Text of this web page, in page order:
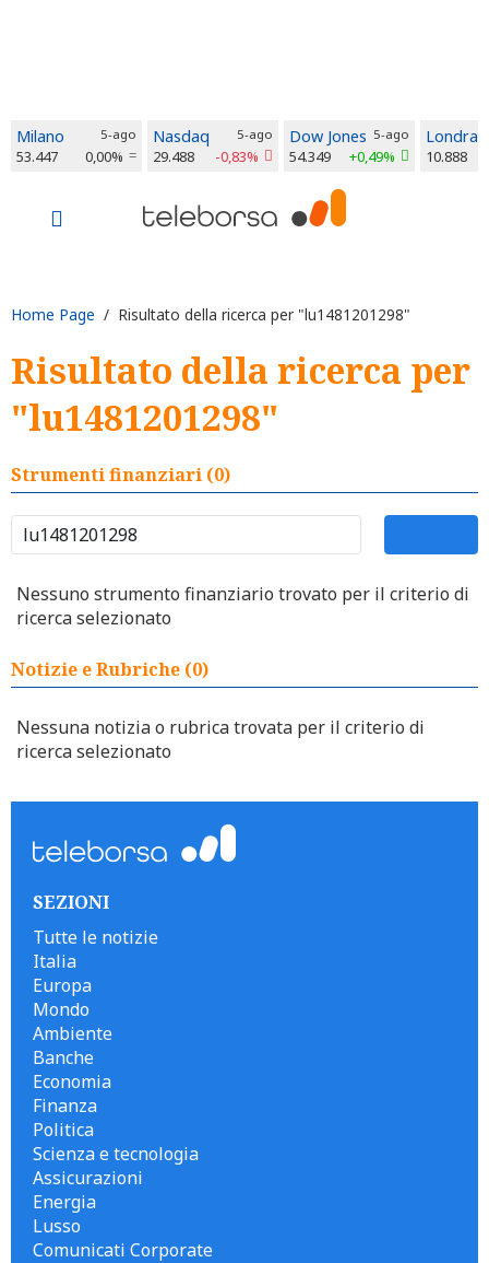
Milano 5-ago
53.447 0,00%
Nasdaq 5-ago
29.488 -0,83%
Dow Jones 5-ago
54.349 +0,49%
Londra
10.888
Home Page / Risultato della ricerca per "lu1481201298"
Risultato della ricerca per
"lu1481201298"
Strumenti finanziari (0)
Nessuno strumento finanziario trovato per il criterio di
ricerca selezionato
Notizie e Rubriche (0)
Nessuna notizia o rubrica trovata per il criterio di
ricerca selezionato
SEZIONI
Tutte le notizie
Italia
Europa
Mondo
Ambiente
Banche
Economia
Finanza
Politica
Scienza e tecnologia
Assicurazioni
Energia
Lusso
Comunicati Corporate